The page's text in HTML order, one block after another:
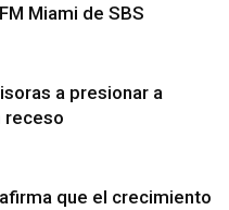
Miami de SBS
a presionar a
receso
que el crecimiento